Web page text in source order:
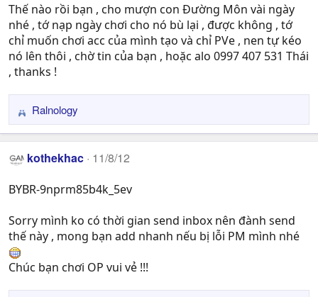
i
o
n
s
:
Thế nào rồi bạn , cho mượn con Đường Môn vài ngày
nhé , tớ nạp ngày chơi cho nó bù lại , được không , tớ
chỉ muốn chơi acc của mình tạo và chỉ PVe , nen tự kéo
nó lên thôi , chờ tin của bạn , hoặc alo 0997 407 531 Thái
, thanks !
R
e
a
c
i
n
s
:
Ralnology
kothekhac 11/8/12
BYBR-9nprm85b4k_5ev
Sorry mình ko có thời gian send inbox nên đành send
thế này , mong bạn add nhanh nếu bị lỗi PM mình nhé
Chúc bạn chơi OP vui vẻ !!!